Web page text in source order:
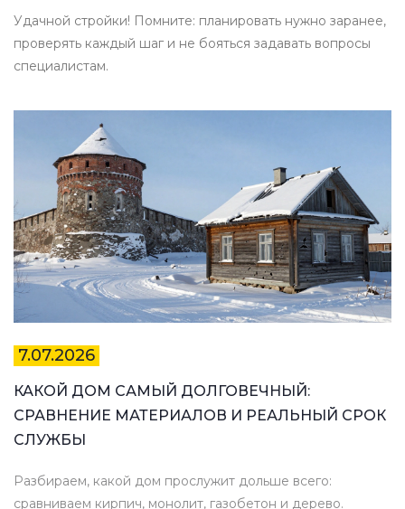
Удачной стройки! Помните: планировать нужно заранее,
проверять каждый шаг и не бояться задавать вопросы
специалистам.
7.07.2026
КАКОЙ ДОМ САМЫЙ ДОЛГОВЕЧНЫЙ:
СРАВНЕНИЕ МАТЕРИАЛОВ И РЕАЛЬНЫЙ СРОК
СЛУЖБЫ
Разбираем, какой дом прослужит дольше всего:
сравниваем кирпич, монолит, газобетон и дерево.